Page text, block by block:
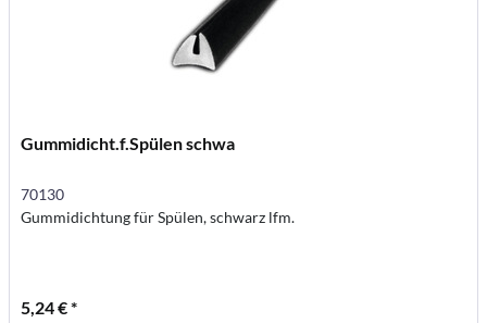
Gummidicht.f.Spülen schwa
70130
Gummidichtung für Spülen, schwarz lfm.
5,24 € *